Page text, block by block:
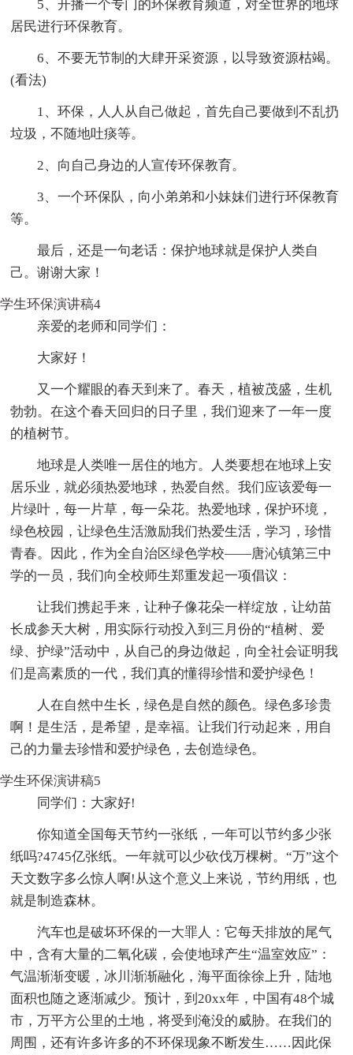
5、开播一个专门的环保教育频道，对全世界的地球
居民进行环保教育。
6、不要无节制的大肆开采资源，以导致资源枯竭。
(看法)
1、环保，人人从自己做起，首先自己要做到不乱扔
垃圾，不随地吐痰等。
2、向自己身边的人宣传环保教育。
3、一个环保队，向小弟弟和小妹妹们进行环保教育
等。
最后，还是一句老话：保护地球就是保护人类自
己。谢谢大家！
学生环保演讲稿4
亲爱的老师和同学们：
大家好！
又一个耀眼的春天到来了。春天，植被茂盛，生机
勃勃。在这个春天回归的日子里，我们迎来了一年一度
的植树节。
地球是人类唯一居住的地方。人类要想在地球上安
居乐业，就必须热爱地球，热爱自然。我们应该爱每一
片绿叶，每一片草，每一朵花。热爱地球，保护环境，
绿色校园，让绿色生活激励我们热爱生活，学习，珍惜
青春。因此，作为全自治区绿色学校——唐沁镇第三中
学的一员，我们向全校师生郑重发起一项倡议：
让我们携起手来，让种子像花朵一样绽放，让幼苗
长成参天大树，用实际行动投入到三月份的“植树、爱
绿、护绿”活动中，从自己的身边做起，向全社会证明我
们是高素质的一代，我们真的懂得珍惜和爱护绿色！
人在自然中生长，绿色是自然的颜色。绿色多珍贵
啊！是生活，是希望，是幸福。让我们行动起来，用自
己的力量去珍惜和爱护绿色，去创造绿色。
学生环保演讲稿5
同学们：大家好!
你知道全国每天节约一张纸，一年可以节约多少张
纸吗?4745亿张纸。一年就可以少砍伐万棵树。“万”这个
天文数字多么惊人啊!从这个意义上来说，节约用纸，也
就是制造森林。
汽车也是破坏环保的一大罪人：它每天排放的尾气
中，含有大量的二氧化碳，会使地球产生“温室效应”：
气温渐渐变暖，冰川渐渐融化，海平面徐徐上升，陆地
面积也随之逐渐减少。预计，到20xx年，中国有48个城
市，万平方公里的土地，将受到淹没的威胁。在我们的
周围，还有许多许多的不环保现象不断发生……因此保